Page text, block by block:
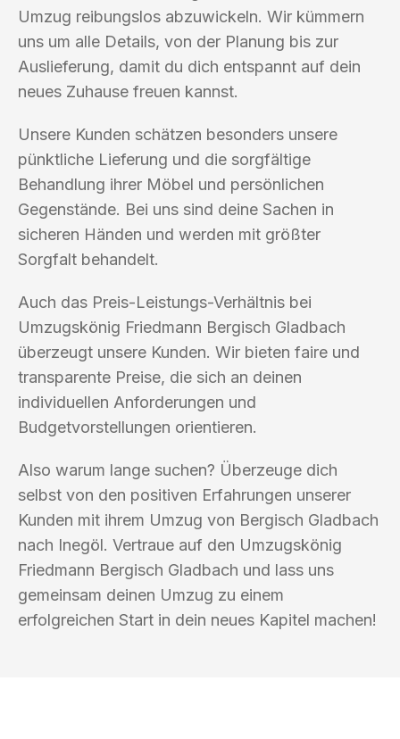
Umzug reibungslos abzuwickeln. Wir kümmern
uns um alle Details, von der Planung bis zur
Auslieferung, damit du dich entspannt auf dein
neues Zuhause freuen kannst.
Unsere Kunden schätzen besonders unsere
pünktliche Lieferung und die sorgfältige
Behandlung ihrer Möbel und persönlichen
Gegenstände. Bei uns sind deine Sachen in
sicheren Händen und werden mit größter
Sorgfalt behandelt.
Auch das Preis-Leistungs-Verhältnis bei
Umzugskönig Friedmann Bergisch Gladbach
überzeugt unsere Kunden. Wir bieten faire und
transparente Preise, die sich an deinen
individuellen Anforderungen und
Budgetvorstellungen orientieren.
Also warum lange suchen? Überzeuge dich
selbst von den positiven Erfahrungen unserer
Kunden mit ihrem Umzug von Bergisch Gladbach
nach Inegöl. Vertraue auf den Umzugskönig
Friedmann Bergisch Gladbach und lass uns
gemeinsam deinen Umzug zu einem
erfolgreichen Start in dein neues Kapitel machen!